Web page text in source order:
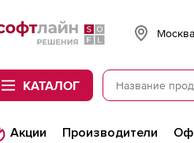
Москва
КАТАЛОГ
Акции Производители